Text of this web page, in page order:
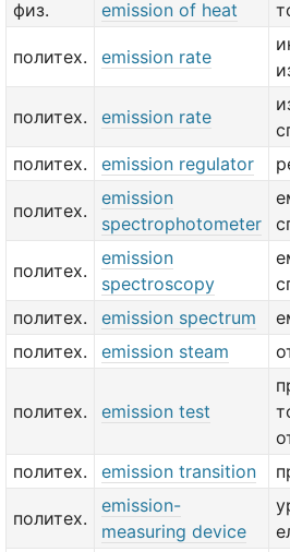
физ.
emission of heat
политех. emission rate
политех. emission rate
политех.
emission regulator
политех.
emission
spectrophotometer
политех.
emission
spectroscopy
политех.
emission spectrum
политех.
emission steam
политех. emission test
политех.
emission transition
политех.
emission-
measuring device